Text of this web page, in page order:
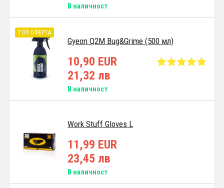
В наличност
Gyeon Q2M Bug&Grime (500 мл)
ТОП ОФЕРТА
10,90 EUR
21,32 лв
В наличност
Work Stuff Gloves L
11,99 EUR
23,45 лв
В наличност